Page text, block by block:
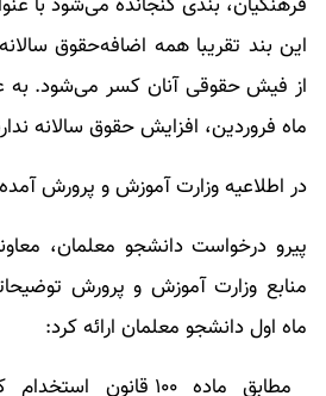
این بند تقریبا همه اضافه‌حقوق
از فیش حقوقی آنان کسر می‌شود. به
ماه فروردین، افزایش حقوق سالانه
در اطلاعیه وزارت آموزش و پرورش
پیرو درخواست دانشجو معلمان،
منابع وزارت آموزش و پرورش
ماه اول دانشجو معلمان ارائه کرد:
مطابق ماده ۱۰۰